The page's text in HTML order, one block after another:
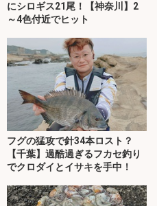
にシロギス21尾！【神奈川】2
～4色付近でヒット
フグの猛攻で針34本ロスト？
【千葉】過酷過ぎるフカセ釣り
でクロダイとイサキを手中！